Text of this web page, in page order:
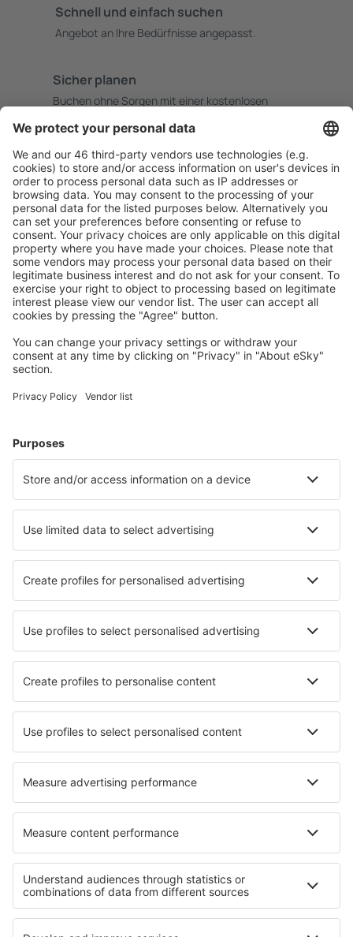
Schnell und einfach suchen
Angebot an Ihre Bedürfnisse angepasst.
Sicher planen
Buchen ohne Sorgen mit einer kostenlosen
Mehr sparen
Attraktive Preise und Spezialangebote für eingeloggte
Benutzer.
Unterkünfte, die Sie mögen
Wählen Sie aus über 1,3 Millionen Unterkünften: Hotels,
Hütten, Apartments und andere.
Hotels in Großbritannien - Beliebte Städte
Hotels in Birmingham Hotels in Sunderland
Hotels in Southampton Hotels in Stockton On Tees
Die besten Hotels - Städte
Hotels in Illiers-Combray Hotels in Ancaster
Hotels in Wesseling Hotels in Luiz Correia
Hotels in San Marino Hotels in Le Roy
Hotels in Great Yarmouth Hotels in England
Hotels auf Guernsey Hotels in Dobrich
Hotels in Khao Yai National Park Hotels in Antalya Region